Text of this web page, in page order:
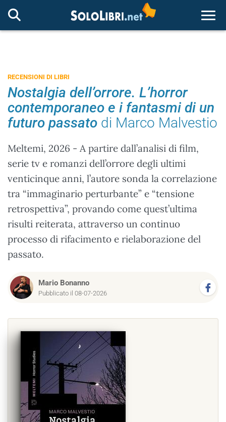
RECENSIONI DI LIBRI
Nostalgia dell’orrore. L’horror
contemporaneo e i fantasmi di un
futuro passato di Marco Malvestio
Meltemi, 2026 - A partire dall’analisi di film,
serie tv e romanzi dell’orrore degli ultimi
venticinque anni, l’autore sonda la correlazione
tra “immaginario perturbante” e “tensione
retrospettiva”, provando come quest’ultima
risulti reiterata, attraverso un continuo
processo di rifacimento e rielaborazione del
passato.
Mario Bonanno
Pubblicato il 08-07-2026